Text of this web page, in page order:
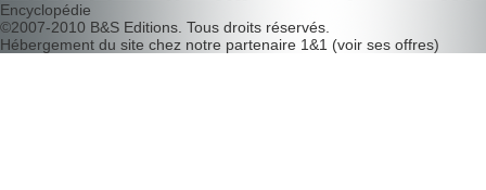
Encyclopédie
©2007-2010 B&S Editions . Tous droits réservés.
Hébergement du site chez notre partenaire 1&1 (voir ses offres)